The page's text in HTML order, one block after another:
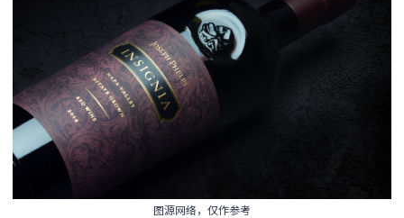
图源网络，仅作参考